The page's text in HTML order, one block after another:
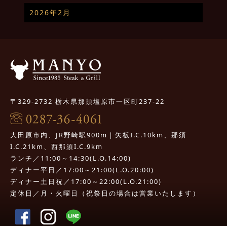
2026年2月
〒329-2732 栃木県那須塩原市一区町237-22
大田原市内、JR野崎駅900m｜矢板I.C.10km、那須
I.C.21km、西那須I.C.9km
ランチ／11:00～14:30(L.O.14:00)
ディナー平日／17:00～21:00(L.O.20:00)
ディナー土日祝／17:00～22:00(L.O.21:00)
定休日／月・火曜日（祝祭日の場合は営業いたします）